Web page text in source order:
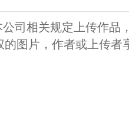
司相关规定上传作品
图片，作者或上传者